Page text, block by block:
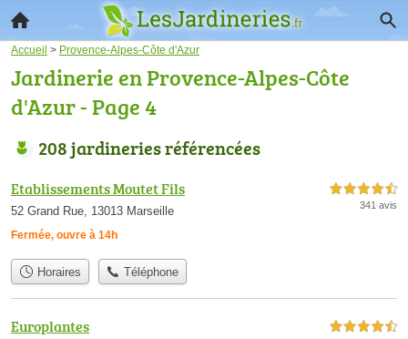
Accueil > Provence-Alpes-Côte d'Azur
Jardinerie en Provence-Alpes-Côte
d'Azur - Page 4
208 jardineries référencées
Etablissements Moutet Fils
52 Grand Rue, 13013 Marseille
Fermée, ouvre à 14h
4,5 étoiles sur 5
341 avis
Horaires Téléphone
Europlantes 4,5 étoiles sur 5